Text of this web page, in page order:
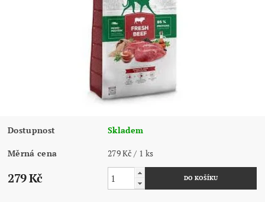
Dostupnost Skladem
Měrná cena 279 Kč / 1 ks
279 Kč